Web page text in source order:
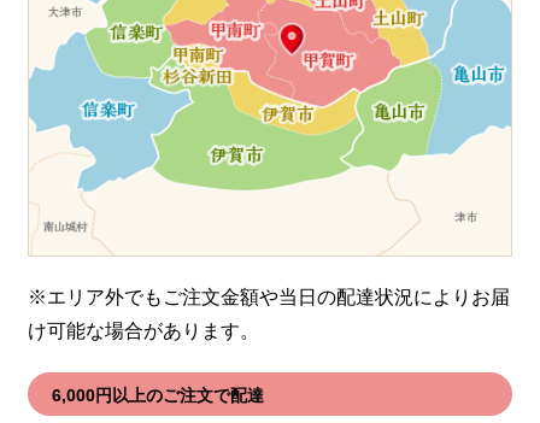
※エリア外でもご注文金額や当日の配達状況により お届
け可能な場合があります。
6,000円以上のご注文で配達